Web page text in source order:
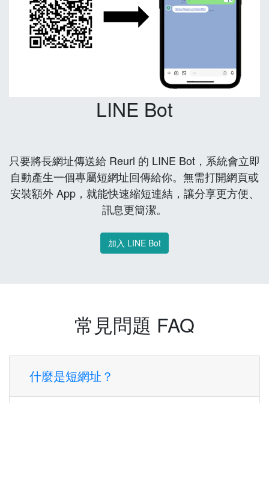
LINE Bot
只要將長網址傳送給 Reurl 的 LINE Bot，系統會立即
自動產生一個專屬短網址回傳給你。無需打開網頁或
安裝額外 App，就能快速縮短連結，讓分享更方便、
訊息更簡潔。
加入 LINE Bot
常見問題 FAQ
什麼是短網址？